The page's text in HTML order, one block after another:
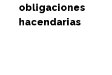
obligaciones
hacendarias